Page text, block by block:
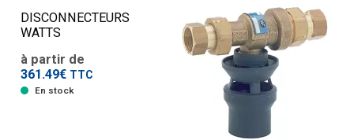
DISCONNECTEURS
WATTS
à partir de
361.49€ TTC
En stock